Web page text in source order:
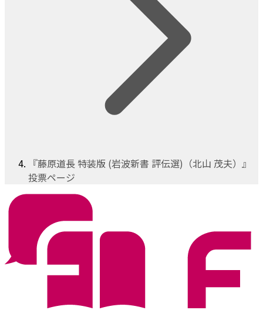
『藤原道長 特装版 (岩波新書 評伝選)（北山 茂夫）』
投票ページ